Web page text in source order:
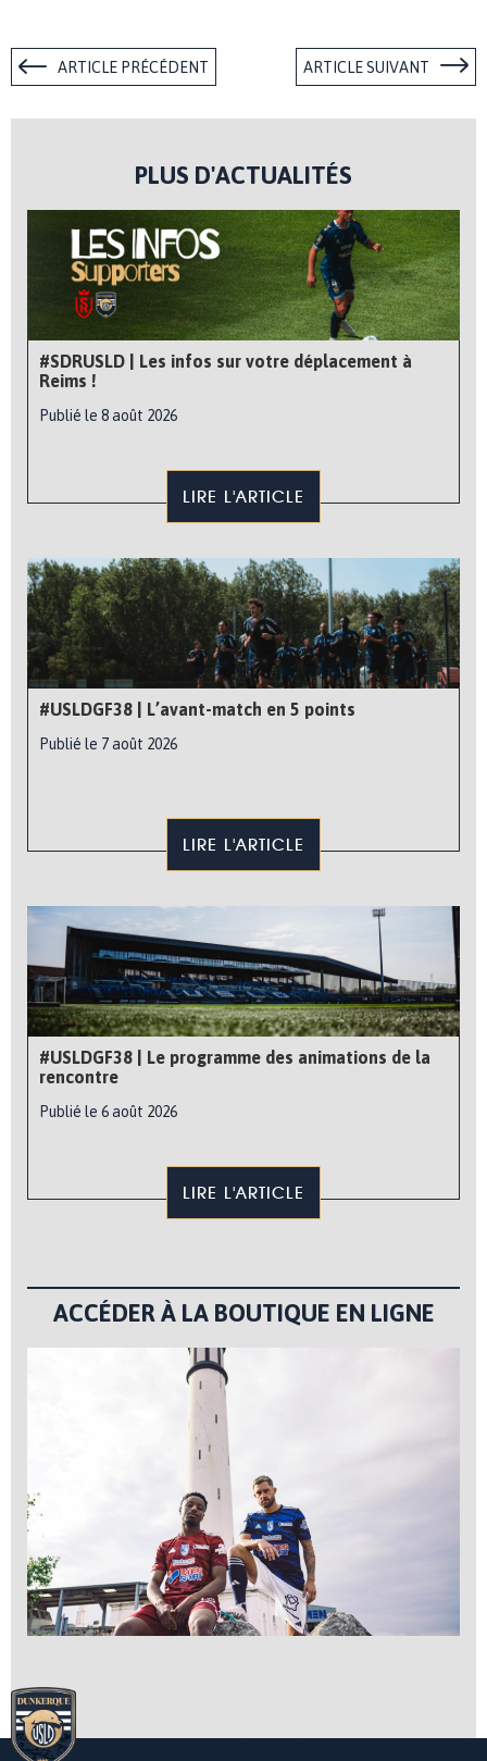
ARTICLE PRÉCÉDENT ARTICLE SUIVANT
PLUS D'ACTUALITÉS
#SDRUSLD | Les infos sur votre déplacement à
Reims !
Publié le 8 août 2026
LIRE L'ARTICLE
#USLDGF38 | L’avant-match en 5 points
Publié le 7 août 2026
LIRE L'ARTICLE
#USLDGF38 | Le programme des animations de la
rencontre
Publié le 6 août 2026
LIRE L'ARTICLE
ACCÉDER À LA BOUTIQUE EN LIGNE